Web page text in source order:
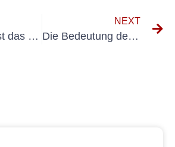
UVV: Was ist das und warum ist es wichtig?
NEXT
Die Bedeutung der UVV-Inspektion für die Sicherheit am Arbeitsplatz verstehen